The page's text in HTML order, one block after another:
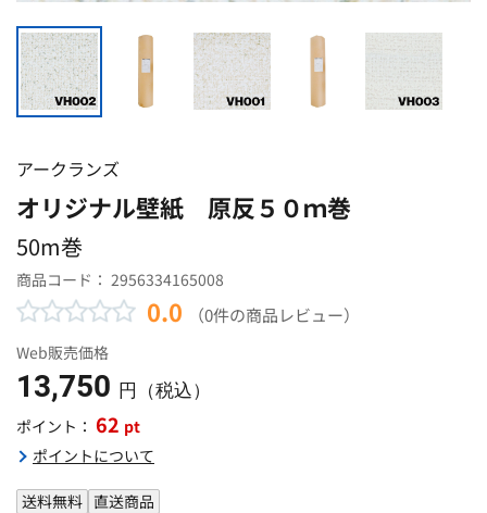
アークランズ
オリジナル壁紙 原反５０ｍ巻
50m巻
商品コード： 2956334165008
0.0 （0件の商品レビュー）
Web販売価格
13,750 円（税込）
ポイント： 62 pt
ポイントについて
送料無料 直送商品